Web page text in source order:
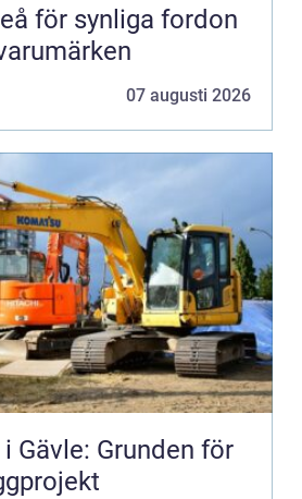
för synliga fordon
07 augusti 2026
Gävle: Grunden för